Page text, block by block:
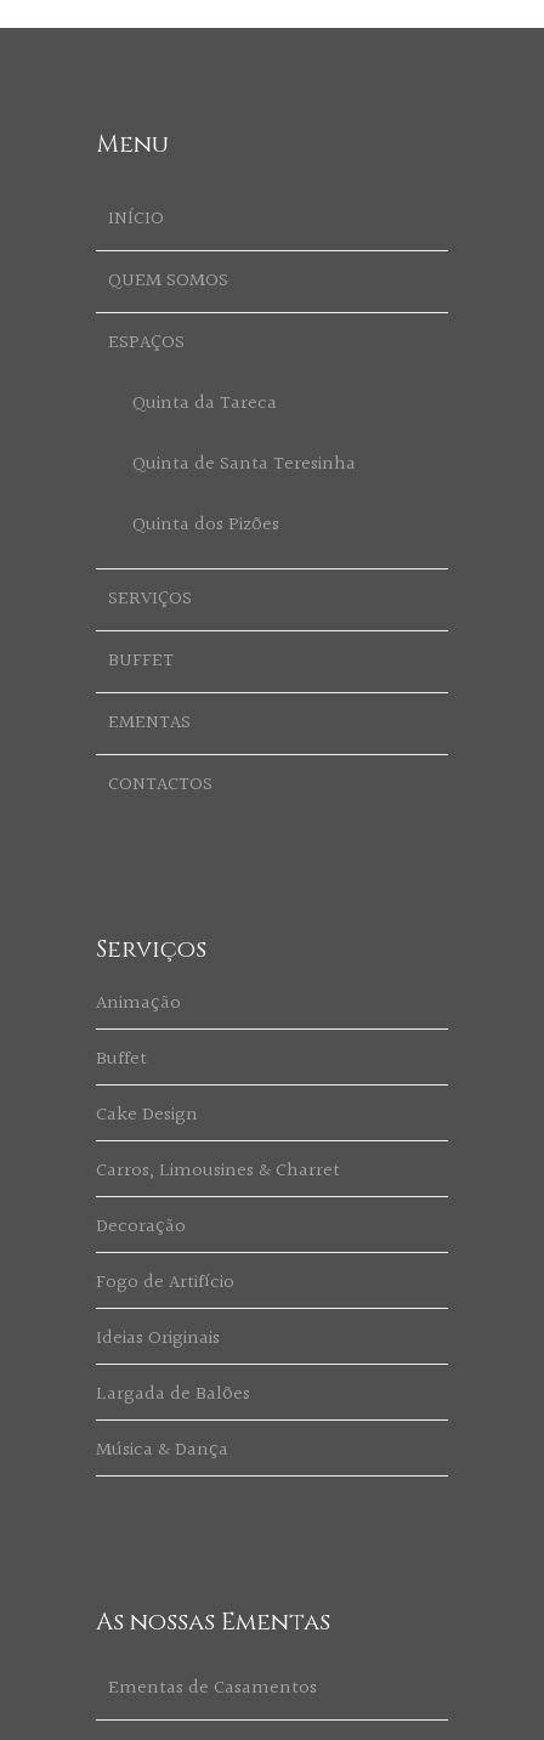
Menu
INÍCIO
QUEM SOMOS
ESPAÇOS
Quinta da Tareca
Quinta de Santa Teresinha
Quinta dos Pizões
SERVIÇOS
BUFFET
EMENTAS
CONTACTOS
Serviços
Animação
Buffet
Cake Design
Carros, Limousines & Charret
Decoração
Fogo de Artifício
Ideias Originais
Largada de Balões
Música & Dança
As nossas Ementas
Ementas de Casamentos